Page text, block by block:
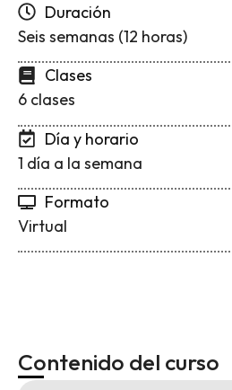
Duración
Seis semanas (12 horas)
Clases
6 clases
Día y horario
1 día a la semana
Formato
Virtual
Contenido del curso